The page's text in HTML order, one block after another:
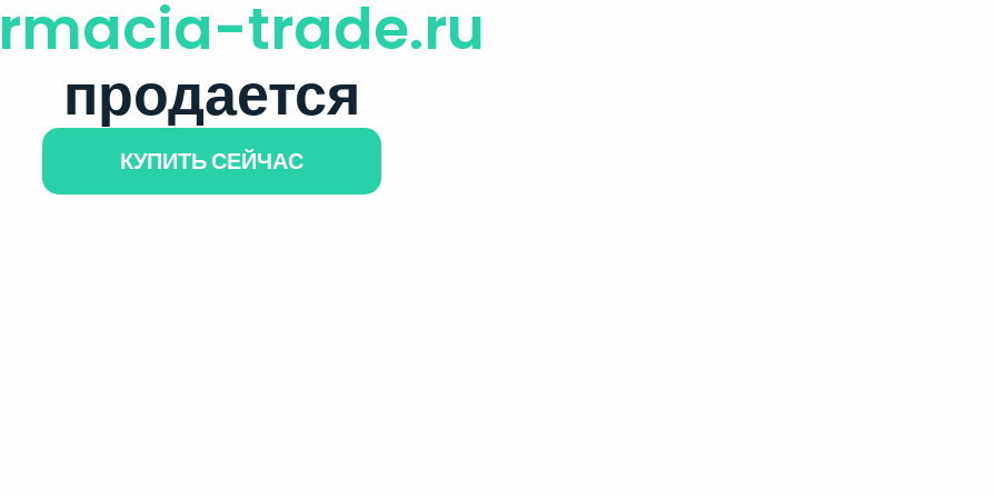
trade.ru
продается
КУПИТЬ СЕЙЧАС